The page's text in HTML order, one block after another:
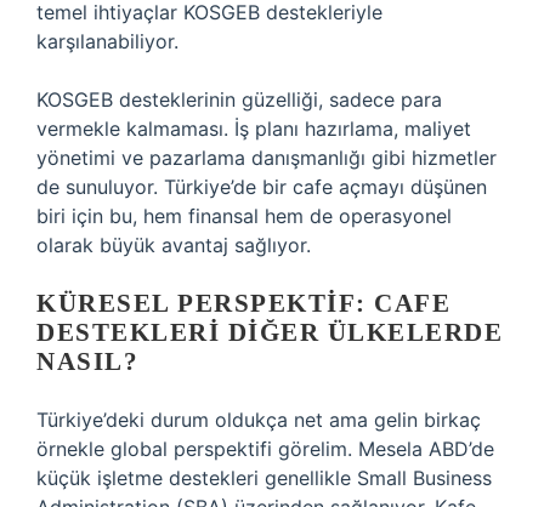
temel ihtiyaçlar KOSGEB destekleriyle
karşılanabiliyor.
KOSGEB desteklerinin güzelliği, sadece para
vermekle kalmaması. İş planı hazırlama, maliyet
yönetimi ve pazarlama danışmanlığı gibi hizmetler
de sunuluyor. Türkiye’de bir cafe açmayı düşünen
biri için bu, hem finansal hem de operasyonel
olarak büyük avantaj sağlıyor.
KÜRESEL PERSPEKTIF: CAFE
DESTEKLERI DIĞER ÜLKELERDE
NASIL?
Türkiye’deki durum oldukça net ama gelin birkaç
örnekle global perspektifi görelim. Mesela ABD’de
küçük işletme destekleri genellikle Small Business